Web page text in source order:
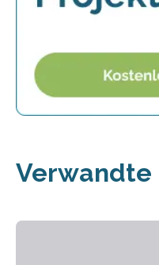
Verwandte